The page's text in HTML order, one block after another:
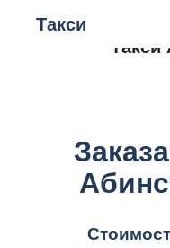
Такси